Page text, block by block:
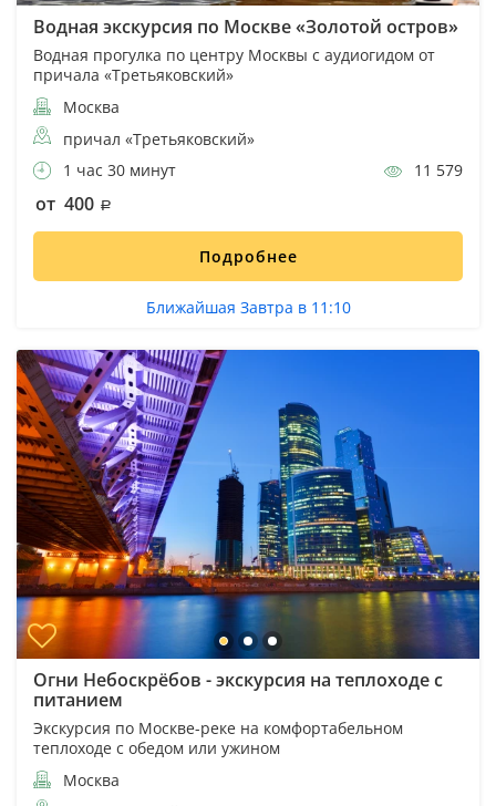
Водная экскурсия по Москве «Золотой остров»
Водная прогулка по центру Москвы с аудиогидом от
причала «Третьяковский»
Москва
причал «Третьяковский»
1 час 30 минут
11 579
от 400
Подробнее
Ближайшая Завтра в 11:10
Огни Небоскрёбов - экскурсия на теплоходе с
питанием
Экскурсия по Москве-реке на комфортабельном
теплоходе с обедом или ужином
Москва